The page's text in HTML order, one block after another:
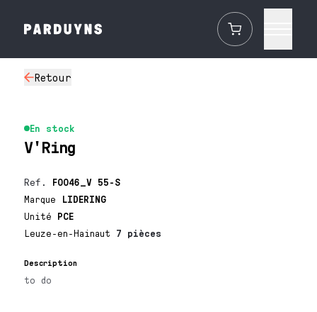
Retour
En stock
V'Ring
Ref. F0046_V 55-S
Marque LIDERING
Unité PCE
Leuze-en-Hainaut 7 pièces
Description
to do